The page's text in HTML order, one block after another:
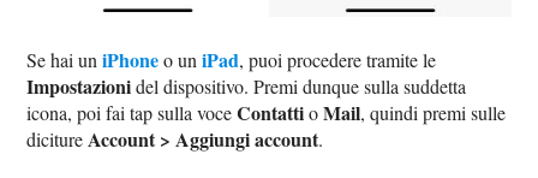
Se hai uniPhoneo uniPad, puoi procedere tramite le
Impostazionidel dispositivo. Premi dunque sulla suddetta
icona, poi fai tap sulla voceContattioMail, quindi premi sulle
diciture Account > Aggiungi account.